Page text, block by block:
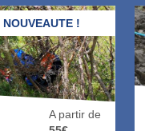
en hébergement
aux enfants de
et leur esprit
des paysages
la logistique et le
NOUVEAUTE !
A partir de